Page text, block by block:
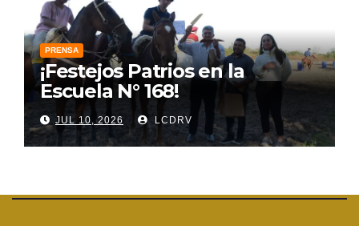
PRENSA
¡Festejos Patrios en la
Escuela N° 168!
JUL 10, 2026 LCDRV